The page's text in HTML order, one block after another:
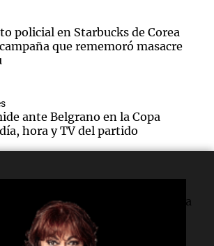
policial en Starbucks de Corea
que rememoró masacre
ante Belgrano en la Copa
hora y TV del partido
fin a las llamadas de
no solicitadas desde la próxima